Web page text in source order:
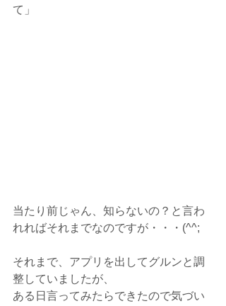
て」
当たり前じゃん、知らないの？と言わ
れればそれまでなのですが・・・(^^;
それまで、アプリを出してグルンと調
整していましたが、
ある日言ってみたらできたので気づい